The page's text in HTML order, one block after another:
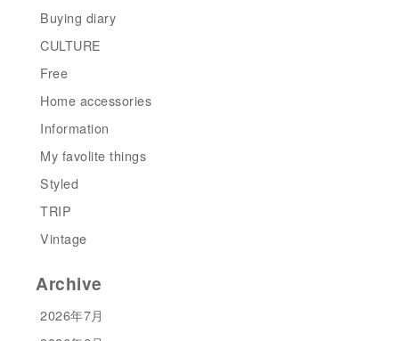
Buying diary
CULTURE
Free
Home accessories
Information
My favolite things
Styled
TRIP
Vintage
Archive
2026年7月